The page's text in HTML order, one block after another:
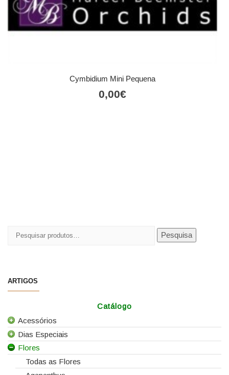
Cymbidium Mini Pequena
0,00€
Pesquisar
Pesquisa
ARTIGOS
Catálogo
Acessórios
Todos os Acessórios
Alfinetes
Arames
Dias Especiais
25 de Abril
Casamentos
Flores
Todas as Flores